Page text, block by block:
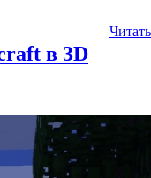
Читать
в 3D